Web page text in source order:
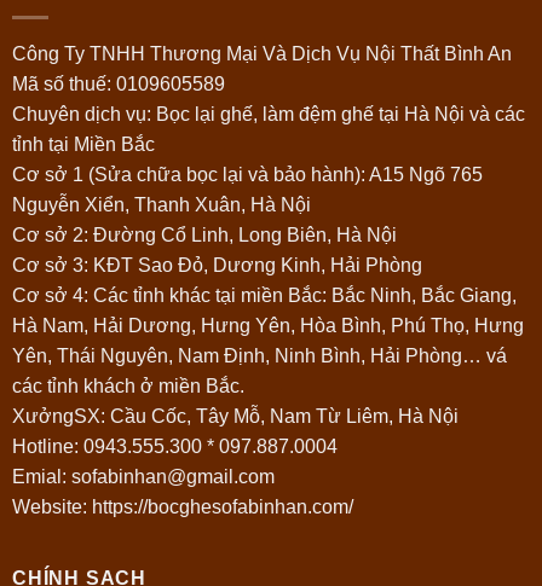
Công Ty TNHH Thương Mại Và Dịch Vụ Nội Thất Bình An
Mã số thuế: 0109605589
Chuyên dịch vụ: Bọc lại ghế, làm đệm ghế tại Hà Nội và các
tỉnh tại Miền Bắc
Cơ sở 1 (Sửa chữa bọc lại và bảo hành): A15 Ngõ 765
Nguyễn Xiển, Thanh Xuân, Hà Nội
Cơ sở 2: Đường Cổ Linh, Long Biên, Hà Nội
Cơ sở 3: KĐT Sao Đỏ, Dương Kinh, Hải Phòng
Cơ sở 4: Các tỉnh khác tại miền Bắc: Bắc Ninh, Bắc Giang,
Hà Nam, Hải Dương, Hưng Yên, Hòa Bình, Phú Thọ, Hưng
Yên, Thái Nguyên, Nam Định, Ninh Bình, Hải Phòng… vá
các tỉnh khách ở miền Bắc.
XưởngSX: Cầu Cốc, Tây Mỗ, Nam Từ Liêm, Hà Nội
Hotline: 0943.555.300 * 097.887.0004
Emial: sofabinhan@gmail.com
Website: https://bocghesofabinhan.com/
CHÍNH SACH